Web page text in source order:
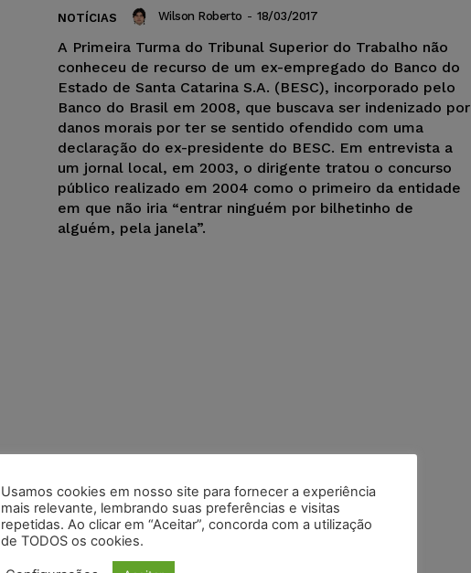
NOTÍCIAS Wilson Roberto - 18/03/2017
A Primeira Turma do Tribunal Superior do Trabalho não
conheceu de recurso de um ex-empregado do Banco do
Estado de Santa Catarina S.A. (BESC), incorporado pelo
Banco do Brasil em 2008, que buscava ser indenizado por
danos morais por ter se sentido ofendido com uma
declaração do ex-presidente do BESC. Em entrevista a
um jornal local, em 2003, o dirigente tratou o concurso
público realizado em 2004 como o primeiro da entidade
em que não iria “entrar ninguém por bilhetinho de
alguém, pela janela”.
Usamos cookies em nosso site para fornecer a experiência
mais relevante, lembrando suas preferências e visitas
repetidas. Ao clicar em “Aceitar”, concorda com a utilização
de TODOS os cookies.